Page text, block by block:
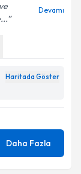
Devamı
Haritada Göster
Daha Fazla